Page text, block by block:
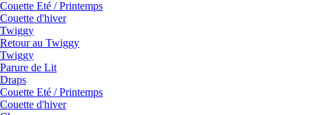
Couette Eté / Printemps
Couette d'hiver
Twiggy
Retour au Twiggy
Twiggy
Parure de Lit
Draps
Couette Eté / Printemps
Couette d'hiver